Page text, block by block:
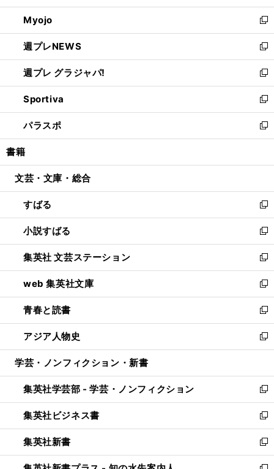
開
く
ウ
で
開
く
ン
ド
ウ
で
開
く
ウ
ィ
ン
ド
ウ
で
開
く
Myojo
新
し
い
ウ
ィ
ン
ド
ウ
で
開
週プレNEWS
新
し
い
ウ
ィ
ン
ド
ウ
開
週プレ グラジャパ!
新
し
い
ウ
ィ
ン
ウ
開
く
Sportiva
新
し
い
ウ
ン
ウ
で
開
く
パラスポ
新
し
ウ
ン
ド
ウ
で
開
く
書籍
文芸・文庫・総合
すばる
新
し
い
ウ
ィ
ン
ド
ウ
で
開
く
小説すばる
新
し
い
ウ
ィ
ン
ド
ウ
で
開
集英社 文芸ステーション
新
し
い
ウ
ィ
ン
ド
ウ
開
く
web 集英社文庫
新
し
い
ウ
ィ
ン
ウ
で
開
く
青春と読書
新
し
い
ウ
ン
ド
ウ
で
開
く
アジア人物史
新
し
ウ
ィ
ン
ド
ウ
で
開
学芸・ノンフィクション・新書
集英社学芸部 - 学芸・ノンフィクション
新
し
い
ウ
ィ
ン
集英社ビジネス書
新
し
い
ウ
集英社新書
新
し